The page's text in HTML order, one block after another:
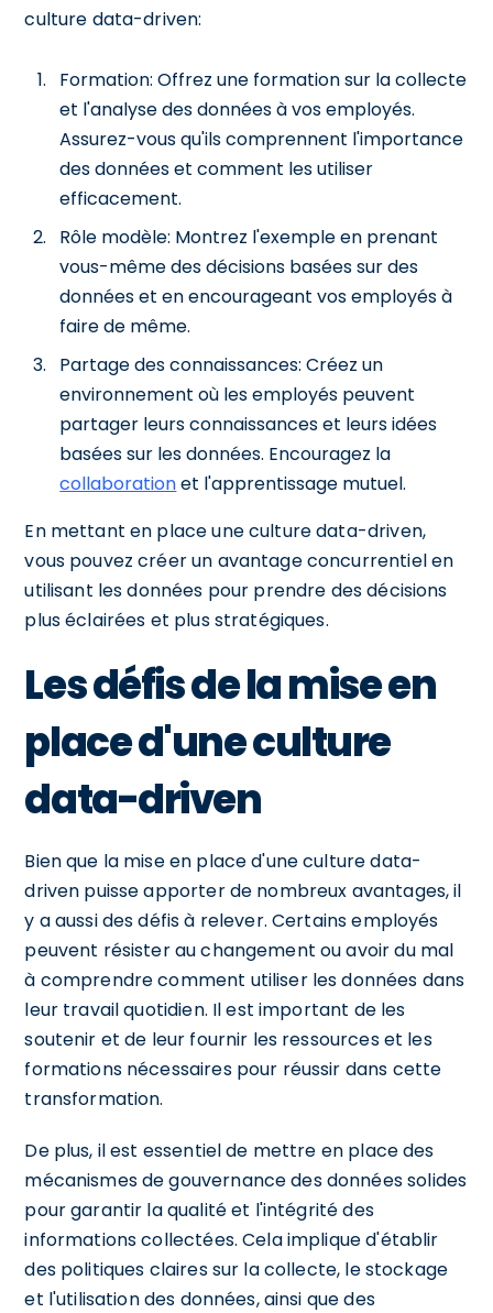
culture data-driven:
Formation: Offrez une formation sur la collecte
et l'analyse des données à vos employés.
Assurez-vous qu'ils comprennent l'importance
des données et comment les utiliser
efficacement.
Rôle modèle: Montrez l'exemple en prenant
vous-même des décisions basées sur des
données et en encourageant vos employés à
faire de même.
Partage des connaissances: Créez un
environnement où les employés peuvent
partager leurs connaissances et leurs idées
basées sur les données. Encouragez la
collaborationet l'apprentissage mutuel.
En mettant en place une culture data-driven,
vous pouvez créer un avantage concurrentiel en
utilisant les données pour prendre des décisions
plus éclairées et plus stratégiques.
Les défis de la mise en
place d'une culture
data-driven
Bien que la mise en place d'une culture data-
driven puisse apporter de nombreux avantages, il
y a aussi des défis à relever. Certains employés
peuvent résister au changement ou avoir du mal
à comprendre comment utiliser les données dans
leur travail quotidien. Il est important de les
soutenir et de leur fournir les ressources et les
formations nécessaires pour réussir dans cette
transformation.
De plus, il est essentiel de mettre en place des
mécanismes de gouvernance des données solides
pour garantir la qualité et l'intégrité des
informations collectées. Cela implique d'établir
des politiques claires sur la collecte, le stockage
et l'utilisation des données, ainsi que des